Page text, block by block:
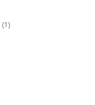
(1)